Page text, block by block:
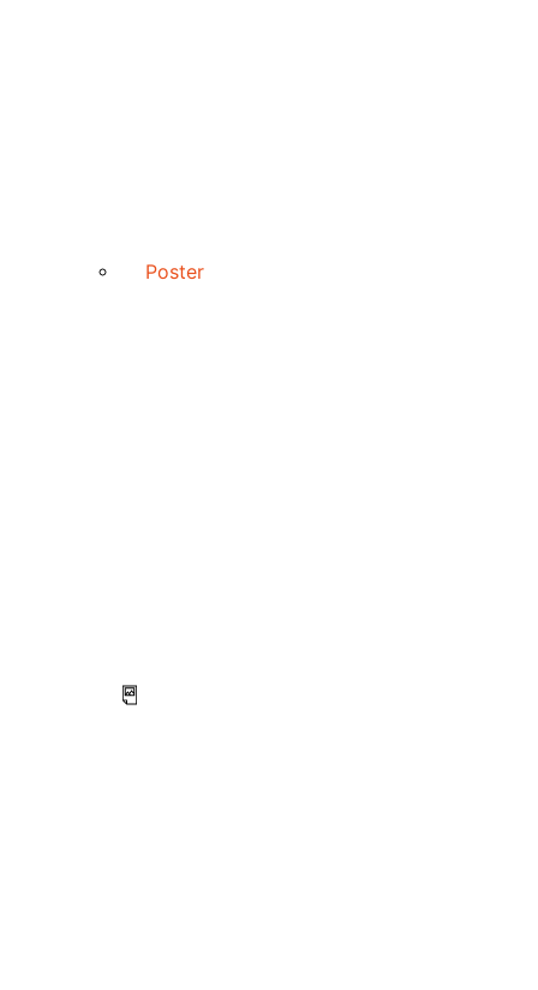
Poster